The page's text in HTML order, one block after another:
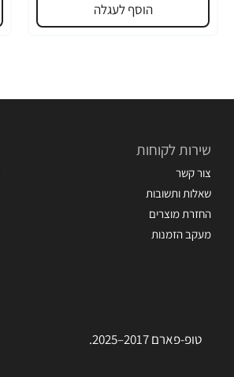
הוסף לעגלה
שירות לקוחות
צור קשר
שאלות ותשובות
החזרת מוצרים
מעקב הזמנות
טופ-פארם 2017–2025.